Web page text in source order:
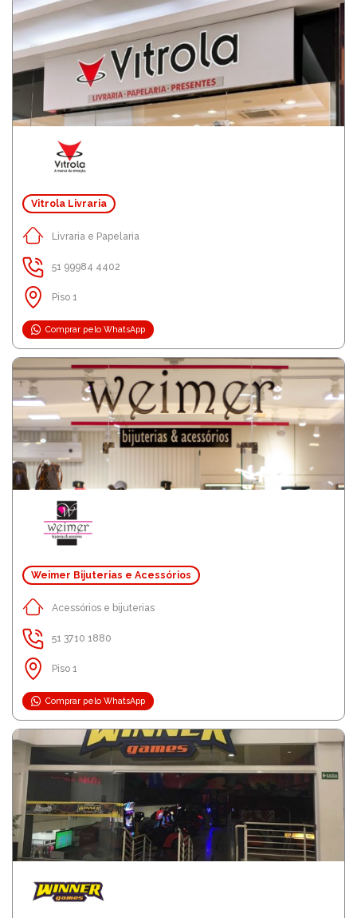
Vitrola Livraria
Livraria e Papelaria
51 99984 4402
Piso 1
Comprar pelo WhatsApp
Weimer Bijuterias e Acessórios
Acessórios e bijuterias
51 3710 1880
Piso 1
Comprar pelo WhatsApp